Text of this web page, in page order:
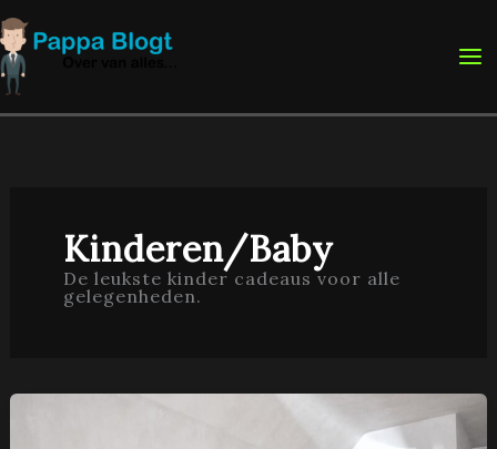
naar
de
inhoud
Kinderen/Baby
De leukste kinder cadeaus voor alle
gelegenheden.